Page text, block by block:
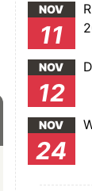
NOV
11
NOV
12
NOV
24